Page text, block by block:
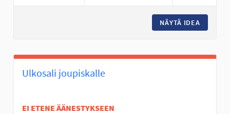
NÄYTÄ IDEA
Ulkosali joupiskalle
EI ETENE ÄÄNESTYKSEEN